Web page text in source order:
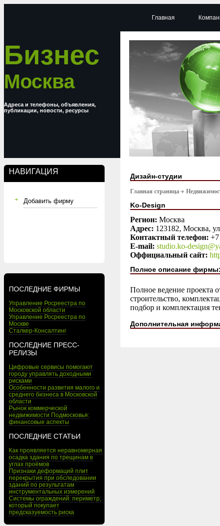
Бизнес
Москва
Адреса и телефоны, объявления,
публикации, новости, ресурсы
НАВИГАЦИЯ
Добавить фирму
ПОСЛЕДНИЕ ФИРМЫ
Управление Росреестра по
Московской области
Управление Росреестра по
Москве
Сталкер-Консалтинг
ПОСЛЕДНИЕ ПРЕСС-
РЕЛИЗЫ
Цифровые сервисы помогают
городу управлять доходными
рисками
Особенности развития малого и
среднего бизнеса в Московской
области
Рынок коммерческой
недвижимости Подмосковья:
финансовые аспекты
ПОСЛЕДНИЕ СТАТЬИ
Как проявляется неравномерная
осадка здания по трещинам в
углах проёмов
Признаки деформаций плит
перекрытия при обследовании
зданий по результатам
инструментальных измерений
Системы ограждений: периметр,
который покупает
предсказуемость риска
Главная
Дизайн-студии
Главная страница
Ko-Design
Регион: Москва
Адрес: 123182, Москва,
Контактный телефон:
E-mail: studio.ko-
Оффициальный сайт:
Полное описание
Полное ведение проекта
строительство,
подбор и комплектация
Дополнительная